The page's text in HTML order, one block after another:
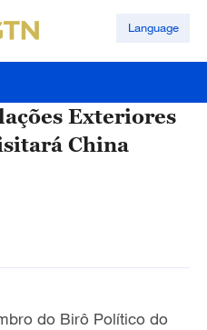
Language
Exteriores
China
do Birô Político do